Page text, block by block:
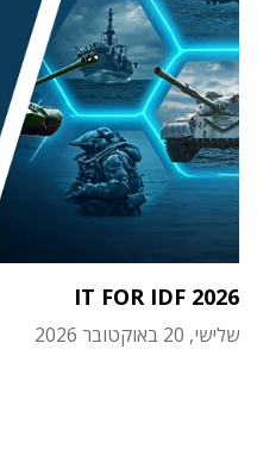
IT FOR IDF 2026
שלישי, 20 באוקטובר 2026